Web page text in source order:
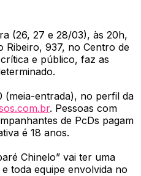
(26, 27 e 28/03), às 20h,
Ribeiro, 937, no Centro de
e público, faz as
(meia-entrada), no perfil da
. Pessoas com
de PcDs pagam
é 18 anos.
Chinelo” vai ter uma
toda equipe envolvida no